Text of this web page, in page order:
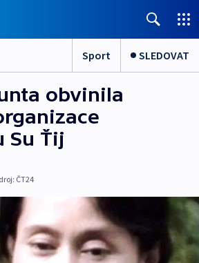
Sport SLEDOVAT
obvinila
Su Ťij
ČT24